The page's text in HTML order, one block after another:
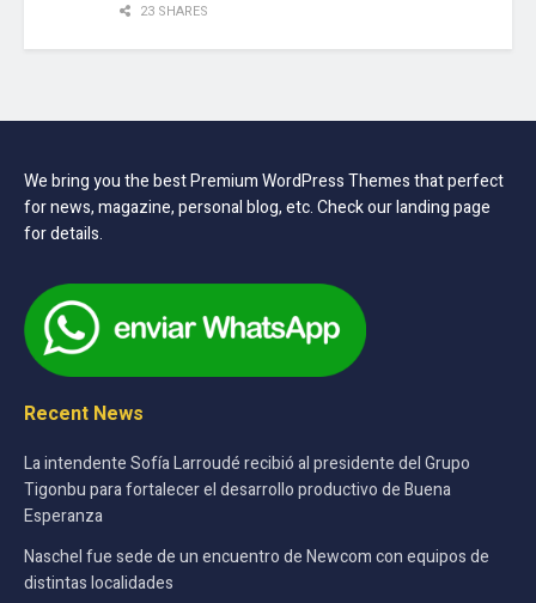
23 SHARES
We bring you the best Premium WordPress Themes that perfect
for news, magazine, personal blog, etc. Check our landing page
for details.
Recent News
La intendente Sofía Larroudé recibió al presidente del Grupo
Tigonbu para fortalecer el desarrollo productivo de Buena
Esperanza
Naschel fue sede de un encuentro de Newcom con equipos de
distintas localidades